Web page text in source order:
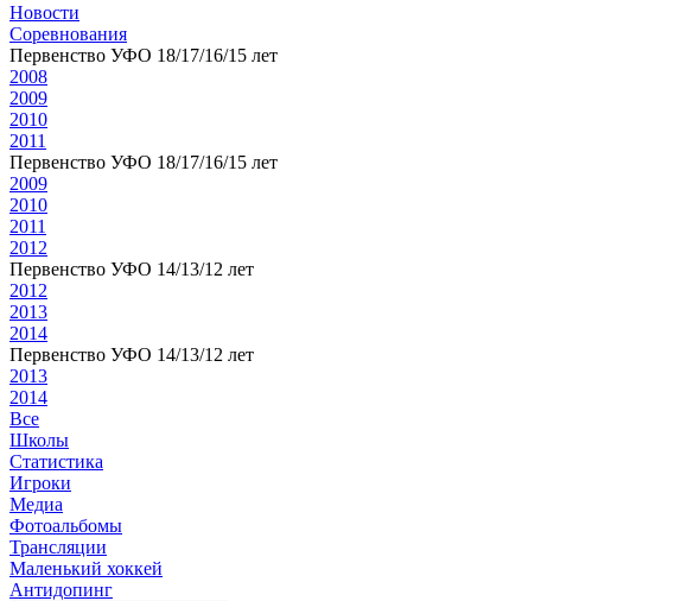
Новости
Соревнования
Первенство УФО 18/17/16/15 лет
2008
2009
2010
2011
Первенство УФО 18/17/16/15 лет
2009
2010
2011
2012
Первенство УФО 14/13/12 лет
2012
2013
2014
Первенство УФО 14/13/12 лет
2013
2014
Все
Школы
Статистика
Игроки
Медиа
Фотоальбомы
Трансляции
Маленький хоккей
Антидопинг